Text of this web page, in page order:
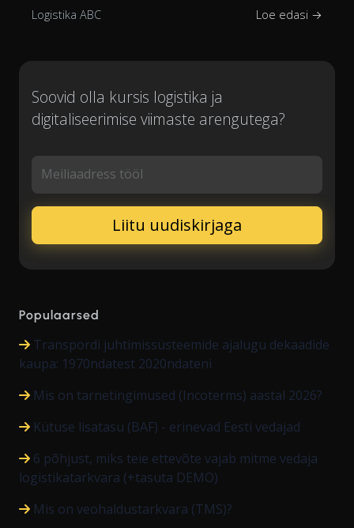
Logistika ABC Loe edasi →
Soovid olla kursis logistika ja
digitaliseerimise viimaste arengutega?
Meiliaadress tööl
Populaarsed
Transpordi juhtimissüsteemide ajalugu dekaadide
kaupa: 1970ndatest 2020ndateni
Mis on tarnetingimused (Incoterms) aastal 2026?
Kütuse lisatasu (BAF) - erinevad Eesti vedajad
6 põhjust, miks teie ettevõte vajab mitme vedaja
logistikatarkvara (+tasuta DEMO)
Mis on veohaldustarkvara (TMS)?